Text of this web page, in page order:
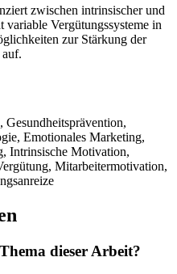
zwischen intrinsischer und
Vergütungssysteme in
zur Stärkung der
Emotionales Marketing,
Intrinsische Motivation,
Mitarbeitermotivation,
dieser Arbeit?